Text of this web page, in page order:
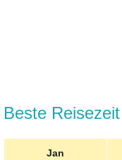
Beste
Jan